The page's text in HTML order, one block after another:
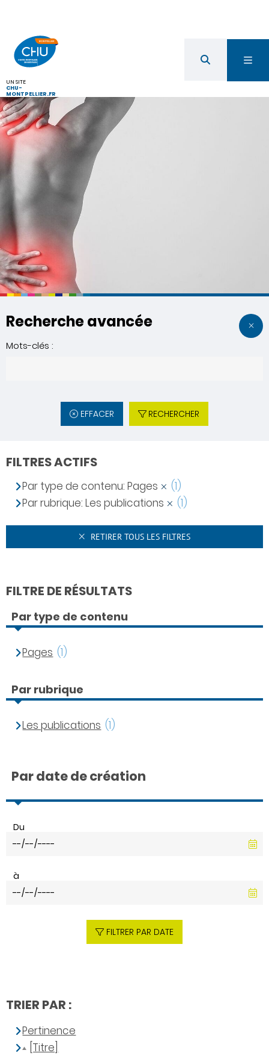
UN SITE
CHU-
MONTPELLIER.FR
Recherche avancée
Mots-clés :
EFFACER RECHERCHER
FILTRES ACTIFS
Par type de contenu: Pages
(1)
Par rubrique: Les publications
(1)
RETIRER TOUS LES FILTRES
FILTRE DE RÉSULTATS
Par type de contenu
Pages (1)
Par rubrique
Les publications (1)
Par date de création
Du
à
FILTRER PAR DATE
TRIER PAR :
Pertinence
[Titre]